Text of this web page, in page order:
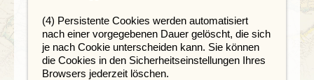
(4) Persistente Cookies werden automatisiert
nach einer vorgegebenen Dauer gelöscht, die sich
je nach Cookie unterscheiden kann. Sie können
die Cookies in den Sicherheitseinstellungen Ihres
Browsers jederzeit löschen.